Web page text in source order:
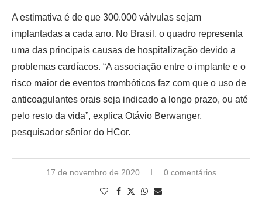
A estimativa é de que 300.000 válvulas sejam
implantadas a cada ano. No Brasil, o quadro representa
uma das principais causas de hospitalização devido a
problemas cardíacos. “A associação entre o implante e o
risco maior de eventos trombóticos faz com que o uso de
anticoagulantes orais seja indicado a longo prazo, ou até
pelo resto da vida”, explica Otávio Berwanger,
pesquisador sênior do HCor.
17 de novembro de 2020 0 comentários